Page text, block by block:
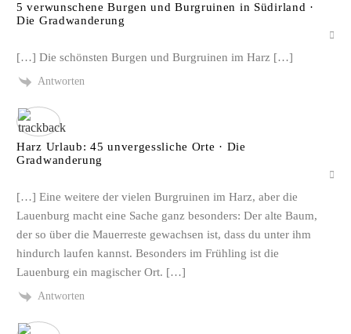
5 verwunschene Burgen und Burgruinen in Südirland ·
Die Gradwanderung
[…] Die schönsten Burgen und Burgruinen im Harz […]
Antworten
Harz Urlaub: 45 unvergessliche Orte · Die
Gradwanderung
[…] Eine weitere der vielen Burgruinen im Harz, aber die
Lauenburg macht eine Sache ganz besonders: Der alte Baum,
der so über die Mauerreste gewachsen ist, dass du unter ihm
hindurch laufen kannst. Besonders im Frühling ist die
Lauenburg ein magischer Ort. […]
Antworten